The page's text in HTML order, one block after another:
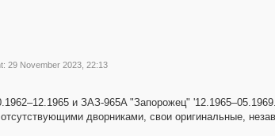
29 November 2023, 22:13
и ЗАЗ-965A "Запорожец" '12.1965–05.1969.
дворниками, свои оригинальные,